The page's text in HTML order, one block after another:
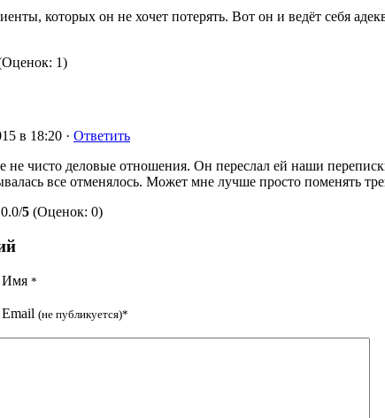
которых он не хочет потерять. Вот он и ведёт себя
1)
в 18:20 · Ответить
не чисто деловые отношения. Он переслал ей наши
все отменялось. Может мне лучше просто поменять
5 (Оценок: 0)
Имя *
Email (не публикуется)*